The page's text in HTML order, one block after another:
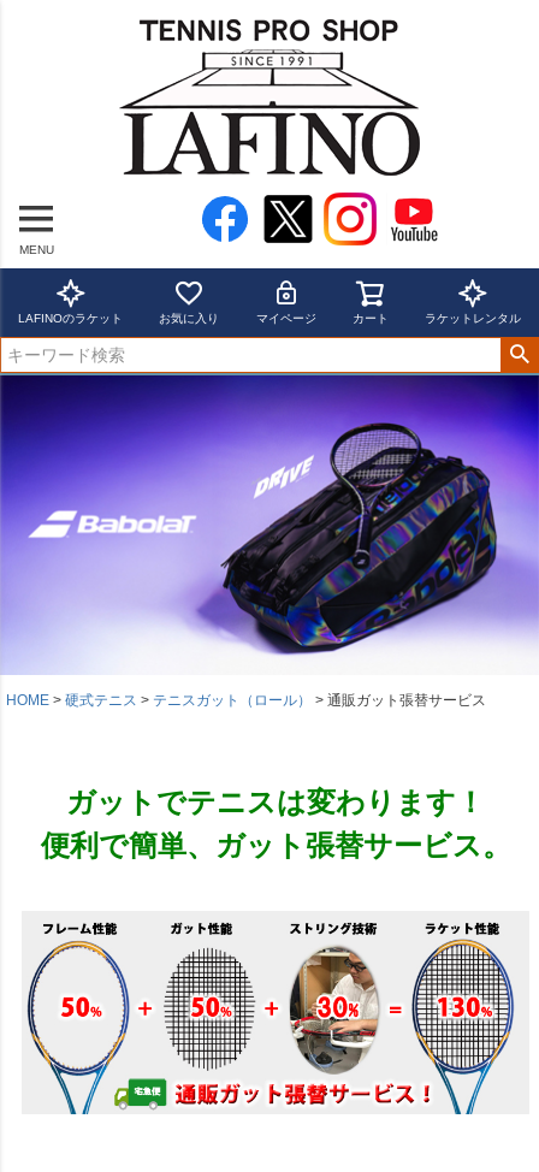
MENU
LAFINOのラケット お気に入り マイページ カート ラケットレンタル
HOME 硬式テニス テニスガット（ロール） 通販ガット張替サービス
ガットでテニスは変わります！
便利で簡単、ガット張替サービス。